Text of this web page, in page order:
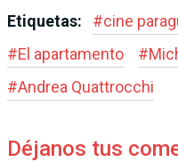
Etiquetas: #cine
#El apartamento #
#Andrea Quattrocchi
Déjanos tus